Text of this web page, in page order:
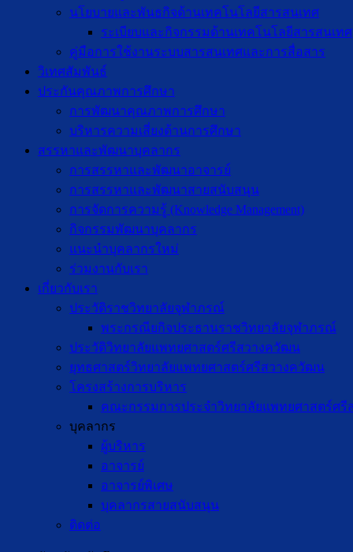
นโยบายและพันธกิจด้านเทคโนโลยีสารสนเทศ
ระเบียบและกิจกรรมด้านเทคโนโลยีสารสนเทศ
คู่มือการใช้งานระบบสารสนเทศและการสื่อสาร
วิเทศสัมพันธ์
ประกันคุณภาพการศึกษา
การพัฒนาคุณภาพการศึกษา
บริหารความเสี่ยงด้านการศึกษา
สรรหาและพัฒนาบุคลากร
การสรรหาและพัฒนาอาจารย์
การสรรหาและพัฒนาสายสนับสนุน
การจัดการความรู้ (Knowledge Management)
กิจกรรมพัฒนาบุคลากร
แนะนำบุคลากรใหม่
ร่วมงานกับเรา
เกี่ยวกับเรา
ประวัติราชวิทยาลัยจุฬาภรณ์
พระกรณียกิจประธานราชวิทยาลัยจุฬาภรณ์
ประวัติวิทยาลัยแพทยศาสตร์ศรีสวางควัฒน
ยุทธศาสตร์วิทยาลัยแพทยศาสตร์ศรีสวางควัฒน
โครงสร้างการบริหาร
คณะกรรมการประจำวิทยาลัยแพทยศาสตร์ศรี
บุคลากร
ผู้บริหาร
อาจารย์
อาจารย์พิเศษ
บุคลากรสายสนับสนุน
ติดต่อ